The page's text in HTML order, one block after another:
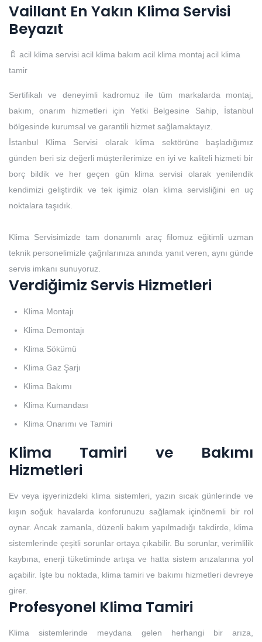
Vaillant En Yakın Klima Servisi
Beyazıt
acil klima servisi acil klima bakım acil klima montaj acil klima
tamir
Sertifikalı ve deneyimli kadromuz ile tüm markalarda montaj,
bakım, onarım hizmetleri için Yetki Belgesine Sahip, İstanbul
bölgesinde kurumsal ve garantili hizmet sağlamaktayız.
İstanbul Klima Servisi olarak klima sektörüne başladığımız
günden beri siz değerli müşterilerimize en iyi ve kaliteli hizmeti bir
borç bildik ve her geçen gün klima servisi olarak yenilendik
kendimizi geliştirdik ve tek işimiz olan klima servisliğini en uç
noktalara taşıdık.
Klima Servisimizde tam donanımlı araç filomuz eğitimli uzman
teknik personelimizle çağrılarınıza anında yanıt veren, aynı günde
servis imkanı sunuyoruz.
Verdiğimiz Servis Hizmetleri
Klima Montajı
Klima Demontajı
Klima Sökümü
Klima Gaz Şarjı
Klima Bakımı
Klima Kumandası
Klima Onarımı ve Tamiri
Klima Tamiri ve Bakımı
Hizmetleri
Ev veya işyerinizdeki klima sistemleri, yazın sıcak günlerinde ve
kışın soğuk havalarda konforunuzu sağlamak içinönemli bir rol
oynar. Ancak zamanla, düzenli bakım yapılmadığı takdirde, klima
sistemlerinde çeşitli sorunlar ortaya çıkabilir. Bu sorunlar, verimlilik
kaybına, enerji tüketiminde artışa ve hatta sistem arızalarına yol
açabilir. İşte bu noktada, klima tamiri ve bakımı hizmetleri devreye
girer.
Profesyonel Klima Tamiri
Klima sistemlerinde meydana gelen herhangi bir arıza,